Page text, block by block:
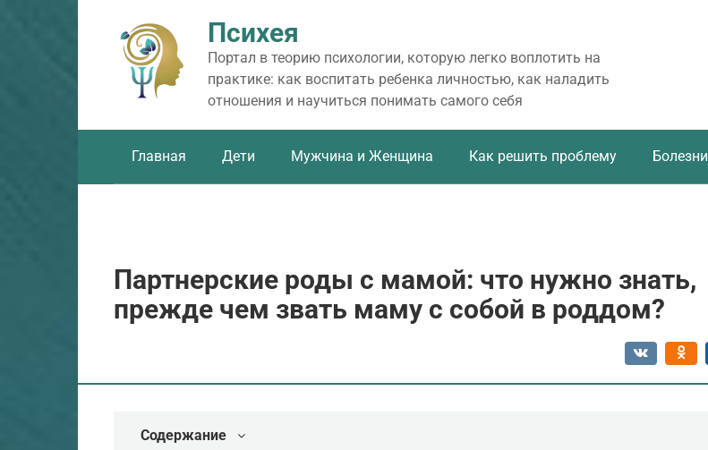
Психея
Портал в теорию психологии, которую легко воплотить на
практике: как воспитать ребенка личностью, как наладить
отношения и научиться понимать самого себя
Главная Дети Мужчина и Женщина Как решить проблему Болезни
Партнерские роды с мамой: что нужно знать,
прежде чем звать маму с собой в роддом?
Содержание